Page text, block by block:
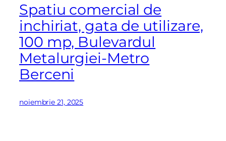
Spatiu comercial de
inchiriat, gata de utilizare,
100 mp, Bulevardul
Metalurgiei-Metro
Berceni
noiembrie 21, 2025